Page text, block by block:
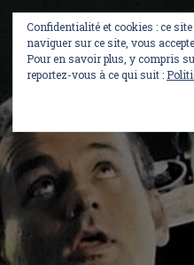
content
Confidentialité et cookies : ce
naviguer sur ce site, vous
Pour en savoir plus, y compris
reportez-vous à ce qui suit :